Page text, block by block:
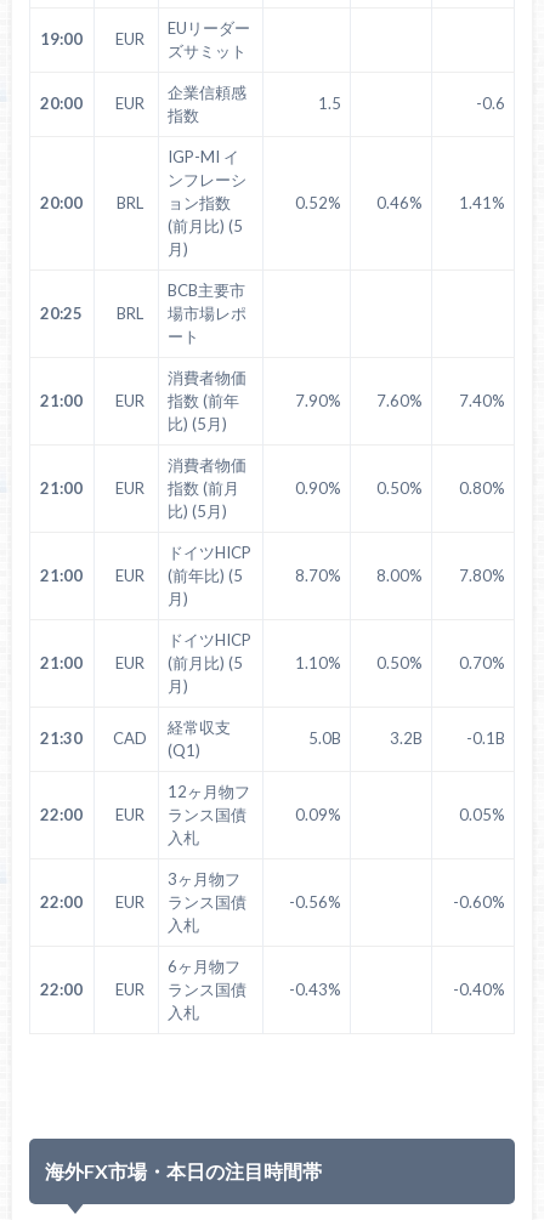
19:00 EUR
EUリーダー
ズサミット
20:00 EUR
企業信頼感
指数
1.5 -0.6
20:00 BRL
IGP-MI イ
ンフレーシ
ョン指数
(前月比) (5
月)
0.52% 0.46% 1.41%
20:25 BRL
BCB主要市
場市場レポ
ート
21:00 EUR
消費者物価
指数 (前年
比) (5月)
7.90% 7.60% 7.40%
21:00 EUR
消費者物価
指数 (前月
比) (5月)
0.90% 0.50% 0.80%
21:00 EUR
ドイツHICP
(前年比) (5
月)
8.70% 8.00% 7.80%
21:00 EUR
ドイツHICP
(前月比) (5
月)
1.10% 0.50% 0.70%
21:30 CAD
経常収支
(Q1)
5.0B 3.2B -0.1B
22:00 EUR
12ヶ月物フ
ランス国債
入札
0.09% 0.05%
22:00 EUR
3ヶ月物フ
ランス国債
入札
-0.56% -0.60%
22:00 EUR
6ヶ月物フ
ランス国債
入札
-0.43% -0.40%
海外FX市場・本日の注目時間帯